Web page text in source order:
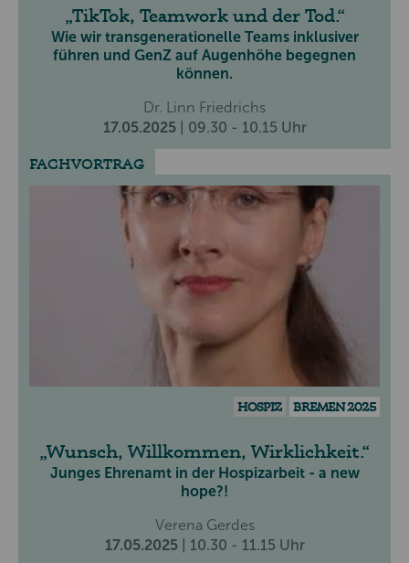
TikTok, Teamwork und der Tod.
Wie wir transgenerationelle Teams inklusiver
führen und GenZ auf Augenhöhe begegnen
können.
Dr. Linn Friedrichs
17.05.2025
| 09.30 - 10.15 Uhr
FACHVORTRAG
HOSPIZ BREMEN 2025
Wunsch, Willkommen, Wirklichkeit.
Junges Ehrenamt in der Hospizarbeit - a new
hope?!
Verena Gerdes
17.05.2025
| 10.30 - 11.15 Uhr